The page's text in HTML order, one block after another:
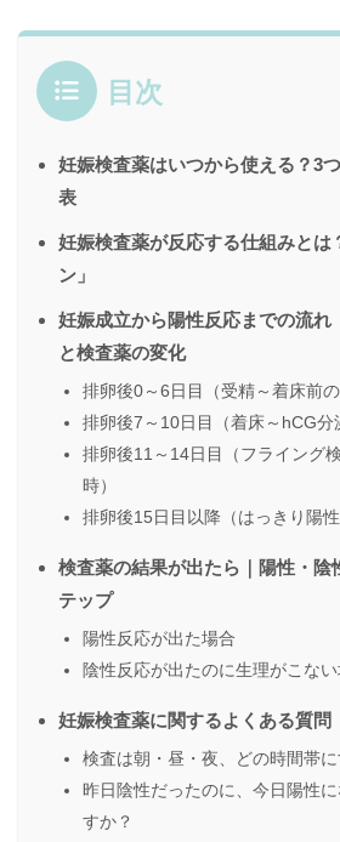
目次
妊娠検査薬はいつから使える？3
表
妊娠検査薬が反応する仕組みとは
ン」
妊娠成立から陽性反応までの流れ
と検査薬の変化
排卵後0～6日目（受精～着床前の
排卵後7～10日目（着床～hCG分
排卵後11～14日目（フライング
時）
排卵後15日目以降（はっきり陽性
検査薬の結果が出たら｜陽性・陰
テップ
陽性反応が出た場合
陰性反応が出たのに生理がこな
妊娠検査薬に関するよくある質問
検査は朝・昼・夜、どの時間帯
昨日陰性だったのに、今日陽性
すか？